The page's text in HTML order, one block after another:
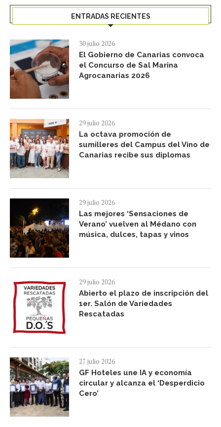
ENTRADAS RECIENTES
30 julio 2026
El Gobierno de Canarias convoca
el Concurso de Sal Marina
Agrocanarias 2026
29 julio 2026
La octava promoción de
sumilleres del Campus del Vino de
Canarias recibe sus diplomas
29 julio 2026
Las mejores ‘Sensaciones de
Verano’ vuelven al Médano con
música, dulces, tapas y vinos
29 julio 2026
Abierto el plazo de inscripción del
1er. Salón de Variedades
Rescatadas
27 julio 2026
GF Hoteles une IA y economía
circular y alcanza el ‘Desperdicio
Cero’